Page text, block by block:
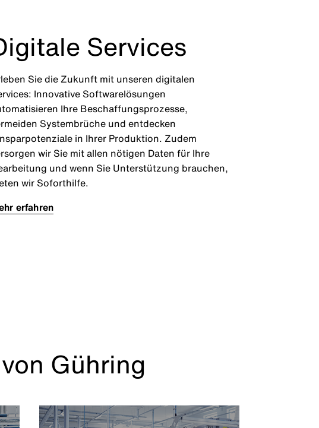
Services
Sie die Zukunft mit unseren digitalen
Innovative Softwarelösungen
Ihre Beschaffungsprozesse,
Systembrüche und entdecken
in Ihrer Produktion. Zudem
wir Sie mit allen nötigen Daten für Ihre
und wenn Sie Unterstützung brauchen,
wir Soforthilfe.
erfahren
Gühring